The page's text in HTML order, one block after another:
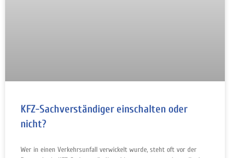
KFZ-Sachverständiger einschalten oder
nicht?
Wer in einen Verkehrsunfall verwickelt wurde, steht oft vor der